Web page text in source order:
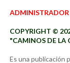
COPYRIGHT ©
"CAMINOS DE LA
Es una publicación